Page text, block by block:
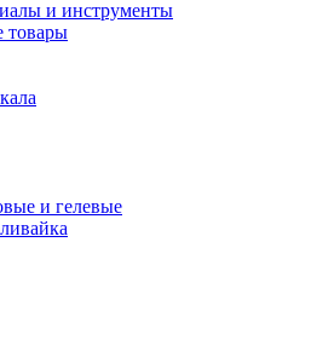
и инструменты
товары
и гелевые